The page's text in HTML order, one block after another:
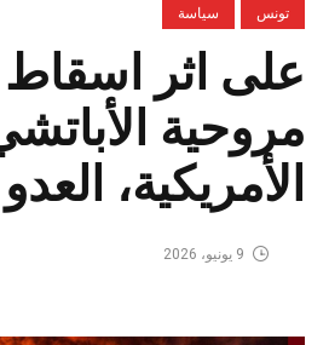
تونس سياسة
على اثر اسقاط
مروحية
الأمريكية،
9 يونيو، 2026